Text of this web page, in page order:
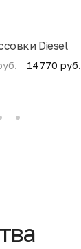
Diesel
14770 руб.